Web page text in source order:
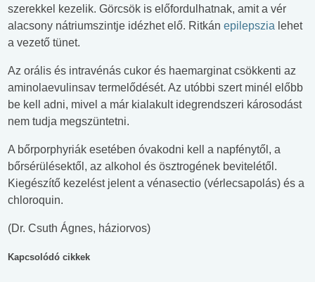
szerekkel kezelik. Görcsök is előfordulhatnak, amit a vér
alacsony nátriumszintje idézhet elő. Ritkán epilepszia lehet
a vezető tünet.
Az orális és intravénás cukor és haemarginat csökkenti az
aminolaevulinsav termelődését. Az utóbbi szert minél előbb
be kell adni, mivel a már kialakult idegrendszeri károsodást
nem tudja megszüntetni.
A bőrporphyriák esetében óvakodni kell a napfénytől, a
bőrsérülésektől, az alkohol és ösztrogének bevitelétől.
Kiegészítő kezelést jelent a vénasectio (vérlecsapolás) és a
chloroquin.
(Dr. Csuth Ágnes, háziorvos)
Kapcsolódó cikkek